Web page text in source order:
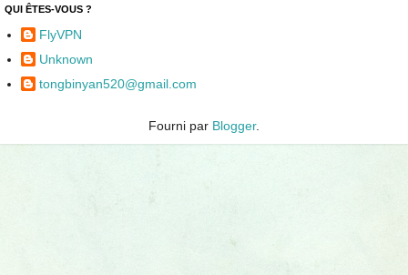
QUI ÊTES-VOUS ?
FlyVPN
Unknown
tongbinyan520@gmail.com
Fourni par Blogger.